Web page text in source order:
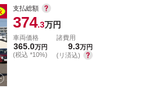
支払総額
374.3万円
車両価格
365.0万円
(税込 *10%)
諸費用
9.3万円
(リ済込)